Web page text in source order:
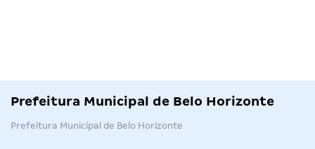
Prefeitura Municipal de Belo Horizonte
Prefeitura Municipal de Belo Horizonte